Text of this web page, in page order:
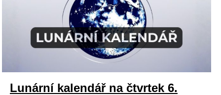
Lunární kalendář na čtvrtek 6.